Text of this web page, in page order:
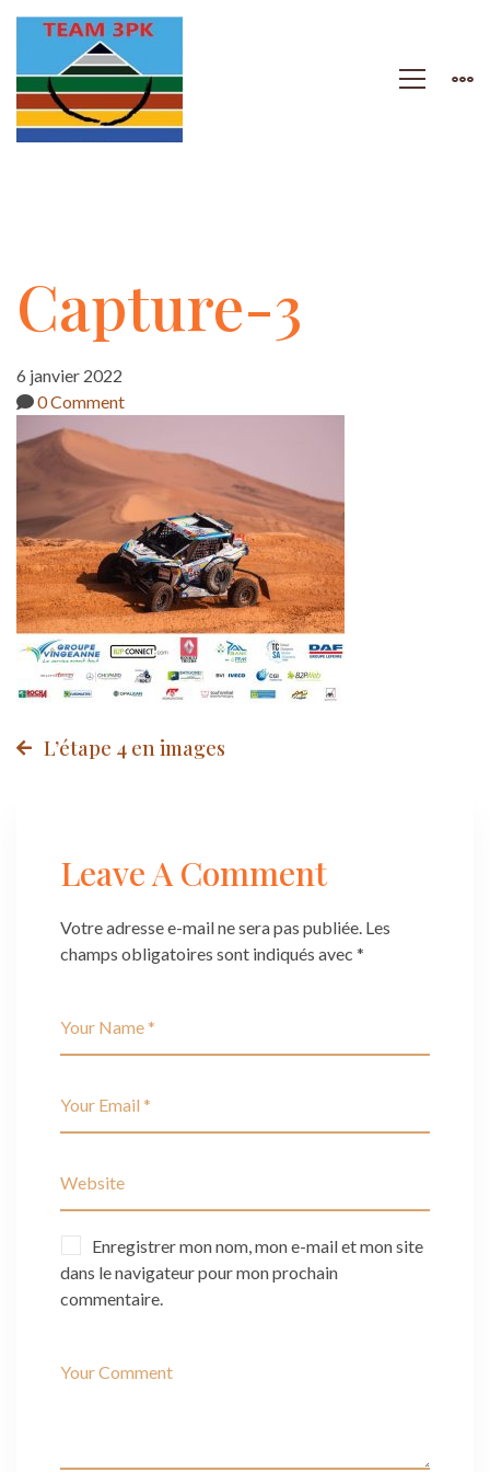
Capture-
3
Capture-3
6 janvier 2022
0 Comment
Post
L’étape 4 en images
Leave A Comment
Votre adresse e-mail ne sera pas publiée. Les
champs obligatoires sont indiqués avec *
Enregistrer mon nom, mon e-mail et mon site
dans le navigateur pour mon prochain
commentaire.